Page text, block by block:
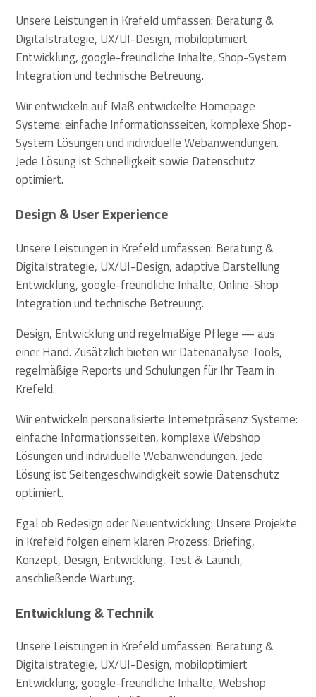
Unsere Leistungen in Krefeld umfassen: Beratung &
Digitalstrategie, UX/UI-Design, mobiloptimiert
Entwicklung, google-freundliche Inhalte, Shop-System
Integration und technische Betreuung.
Wir entwickeln auf Maß entwickelte Homepage
Systeme: einfache Informationsseiten, komplexe Shop-
System Lösungen und individuelle Webanwendungen.
Jede Lösung ist Schnelligkeit sowie Datenschutz
optimiert.
Design & User Experience
Unsere Leistungen in Krefeld umfassen: Beratung &
Digitalstrategie, UX/UI-Design, adaptive Darstellung
Entwicklung, google-freundliche Inhalte, Online-Shop
Integration und technische Betreuung.
Design, Entwicklung und regelmäßige Pflege — aus
einer Hand. Zusätzlich bieten wir Datenanalyse Tools,
regelmäßige Reports und Schulungen für Ihr Team in
Krefeld.
Wir entwickeln personalisierte Internetpräsenz Systeme:
einfache Informationsseiten, komplexe Webshop
Lösungen und individuelle Webanwendungen. Jede
Lösung ist Seitengeschwindigkeit sowie Datenschutz
optimiert.
Egal ob Redesign oder Neuentwicklung: Unsere Projekte
in Krefeld folgen einem klaren Prozess: Briefing,
Konzept, Design, Entwicklung, Test & Launch,
anschließende Wartung.
Entwicklung & Technik
Unsere Leistungen in Krefeld umfassen: Beratung &
Digitalstrategie, UX/UI-Design, mobiloptimiert
Entwicklung, google-freundliche Inhalte, Webshop